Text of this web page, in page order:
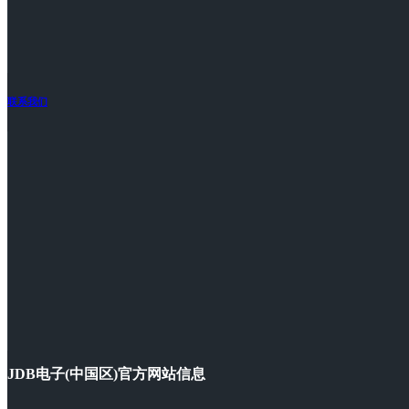
联系我们
JDB电子(中国区)官方网站信息